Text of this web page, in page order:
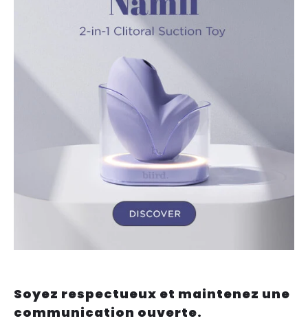
Soyez respectueux et maintenez une
communication ouverte.